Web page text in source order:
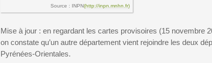
Source : INPN(http://inpn.mnhn.fr)
Mise à jour : en regardant les cartes provisoires (15 novembre
on constate qu’un autre département vient rejoindre les deux
Pyrénées-Orientales.